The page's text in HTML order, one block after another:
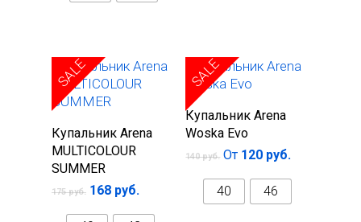
параметры
SALE
Купальник Arena
MULTICOLOUR
SUMMER
175руб. 168 руб.
параметры
SALE
Купальник Arena
Woska Evo
140руб. От 120 руб.
40 46